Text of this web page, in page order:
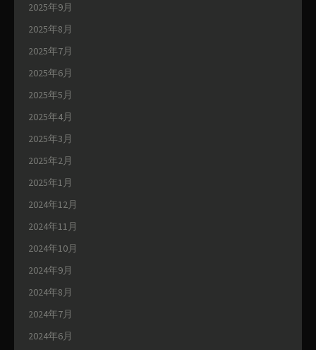
2025年9月
2025年8月
2025年7月
2025年6月
2025年5月
2025年4月
2025年3月
2025年2月
2025年1月
2024年12月
2024年11月
2024年10月
2024年9月
2024年8月
2024年7月
2024年6月